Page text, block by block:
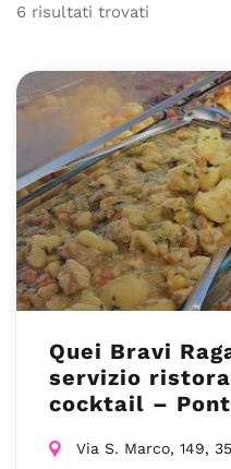
6 risultati trovati
Quei Bravi
servizio
cocktail –
Via S. Marco, 149,